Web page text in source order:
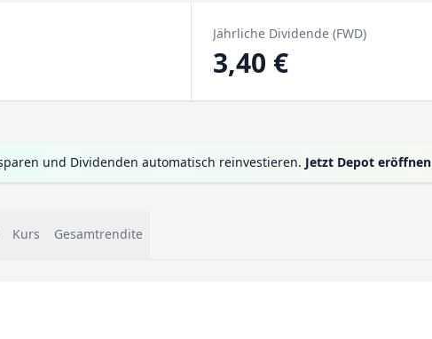
Jährliche Dividende (FWD)
3,40 €
und Dividenden automatisch reinvestieren. Jetzt Depot eröffnen
Kurs Gesamtrendite